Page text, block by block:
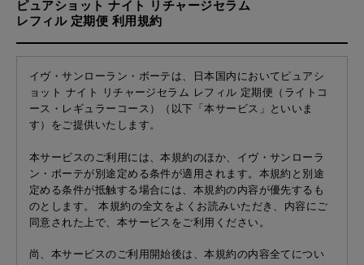
ピュアショット ナイト リチャージセラム
レフィル 定期便 利用規約
イヴ・サンローラン・ボーテは、日本国内においてピュアシ
ョット ナイト リチャージセラム レフィル 定期便（ライトコ
ース・レギュラーコース）（以下「本サービス」といいま
す）をご提供いたします。
本サービスのご利用には、本規約のほか、イヴ・サンローラ
ン・ボーテが別途定める条件が適用されます。本規約と別途
定める条件が抵触する場合には、本規約の内容が優先するも
のとします。 本規約の全文をよくお読みいただき、内容にご
同意された上で、本サービスをご利用ください。
尚、本サービスのご利用開始後は、本規約の内容全てについ